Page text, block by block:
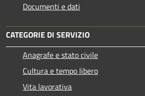
Documenti e dati
CATEGORIE DI SERVIZIO
Anagrafe e stato civile
Cultura e tempo libero
Vita lavorativa